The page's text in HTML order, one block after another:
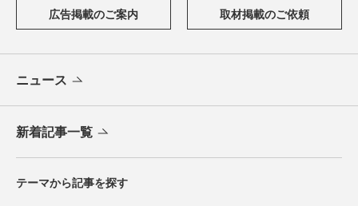
広告掲載のご案内 取材掲載のご依頼
ニュース
新着記事一覧
テーマから記事を探す